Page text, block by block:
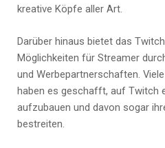
kreative Köpfe aller Art.
Darüber hinaus bietet das
Möglichkeiten für Streamer
und Werbepartnerschaften.
haben es geschafft, auf Twitch
aufzubauen und davon sogar
bestreiten.